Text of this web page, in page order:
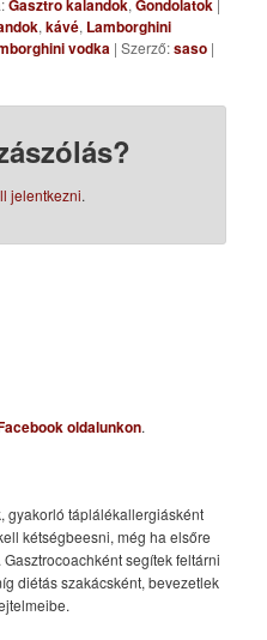
Gasztro kalandok,Gondolatok
,kávé, Lamborghini
vodka | Szerző:saso |
jelentkezni.
oldalunkon.
gyakorló táplálékallergiásként
kétségbeesni, még ha elsőre
segítek feltárni
diétás szakácsként, bevezetlek